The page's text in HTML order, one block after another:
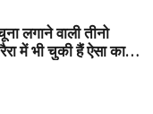
लगाने वाली तीनो
में भी चुकी हैं ऐसा काण्ड